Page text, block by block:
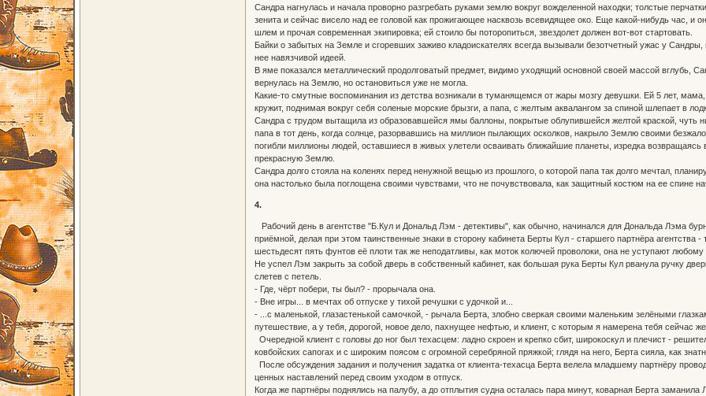
Сандра нагнулась и начала проворно разгребать руками землю вокруг вожделенной находки; толстые
зенита и сейчас висело над ее головой как прожигающее насквозь всевидящее око. Еще какой-нибудь час, и
шлем и прочая современная экипировка; ей стоило бы поторопиться, звездолет должен вот-вот стартовать.
Байки о забытых на Земле и сгоревших заживо кладоискателях всегда вызывали безотчетный ужас у
нее навязчивой идеей.
В яме показался металлический продолговатый предмет, видимо уходящий основной своей массой вглубь,
вернулась на Землю, но остановиться уже не могла.
Какие-то смутные воспоминания из детства возникали в туманящемся от жары мозгу девушки. Ей 5 лет,
кружит, поднимая вокруг себя соленые морские брызги, а папа, с желтым аквалангом за спиной шлепает в
Сандра с трудом вытащила из образовавшейся ямы баллоны, покрытые облупившейся желтой краской, чуть
папа в тот день, когда солнце, разорвавшись на миллион пылающих осколков, накрыло Землю своими
погибли миллионы людей, оставшиеся в живых улетели осваивать ближайшие планеты, изредка
прекрасную Землю.
Сандра долго стояла на коленях перед ненужной вещью из прошлого, о которой папа так долго мечтал,
она настолько была поглощена своими чувствами, что не почувствовала, как защитный костюм на ее спине
4.
Рабочий день в агентстве "Б.Кул и Дональд Лэм - детективы", как обычно, начинался для Дональда Лэма
приёмной, делая при этом таинственные знаки в сторону кабинета Берты Кул - старшего партнёра агентства
шестьдесят пять фунтов её плоти так же неподатливы, как моток колючей проволоки, она не уступают
Не успел Лэм закрыть за собой дверь в собственный кабинет, как большая рука Берты Кул рванула ручку
слетев с петель.
- Где, чёрт побери, ты был? - прорычала она.
- Вне игры... в мечтах об отпуске у тихой речушки с удочкой и...
- ...с маленькой, глазастенькой самочкой, - рычала Берта, злобно сверкая своими маленьким зелёными
путешествие, а у тебя, дорогой, новое дело, пахнущее нефтью, и клиент, с которым я намерена тебя сейчас
Очередной клиент с головы до ног был техасцем: ладно скроен и крепко сбит, широкоскул и плечист -
ковбойских сапогах и с широким поясом с огромной серебряной пряжкой; глядя на него, Берта сияла, как
После обсуждения задания и получения задатка от клиента-техасца Берта велела младшему партнёру
ценных наставлений перед своим уходом в отпуск.
Когда же партнёры поднялись на палубу, а до отплытия судна осталась пара минут, коварная Берта